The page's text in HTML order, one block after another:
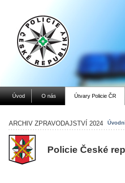
Úvod O nás Útvary Policie ČR
ARCHIV ZPRAVODAJSTVÍ 2024
Policie České